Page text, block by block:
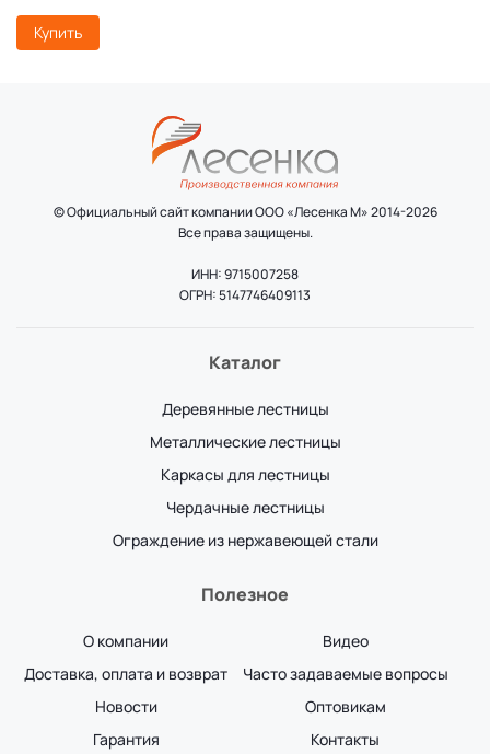
Купить
© Официальный сайт компании ООО «Лесенка М» 2014-2026
Все права защищены.
ИНН: 9715007258
ОГРН: 5147746409113
Каталог
Деревянные лестницы
Металлические лестницы
Каркасы для лестницы
Чердачные лестницы
Ограждение из нержавеющей стали
Полезное
О компании
Доставка, оплата и возврат
Новости
Гарантия
Видео
Часто задаваемые вопросы
Оптовикам
Контакты